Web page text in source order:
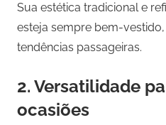
Sua estética tradicional e
esteja sempre bem-
tendências passageiras.
2. Versatilidade
ocasiões